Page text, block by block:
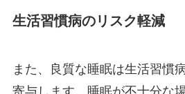
生活習慣病のリスク軽減
また、良質な睡眠は生活習慣
寄与します。睡眠が不十分な